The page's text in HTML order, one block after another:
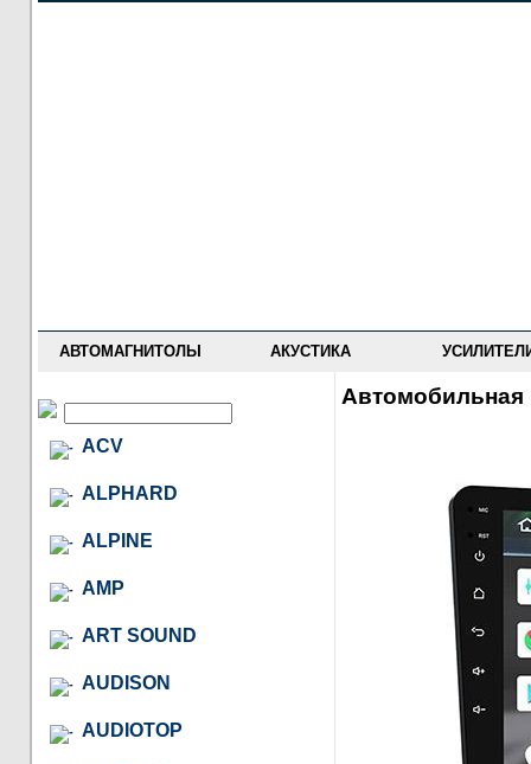
АВТОМАГНИТОЛЫ АКУСТИКА
ACV
ALPHARD
ALPINE
AMP
ART SOUND
AUDISON
AUDIOTOP
Автомобильная